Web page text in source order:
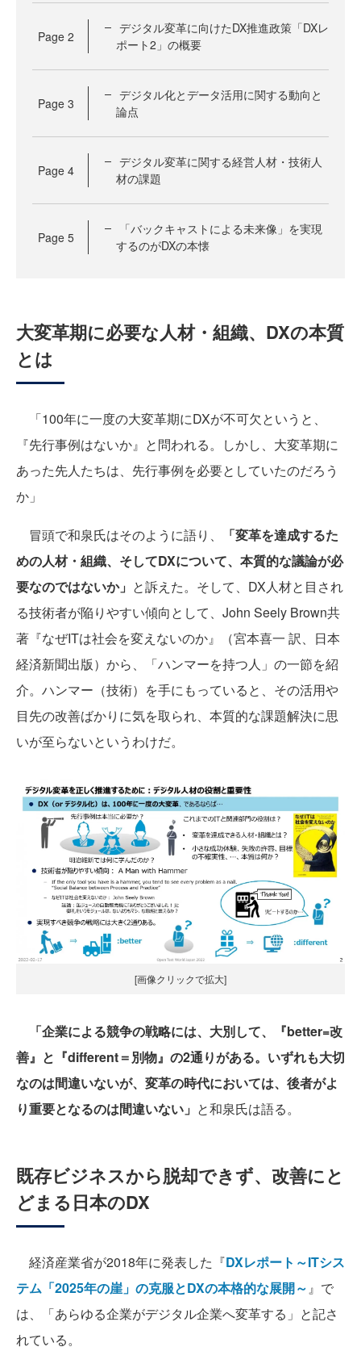
Page 2
デジタル変革に向けたDX推進政策「DXレ
ポート2」の概要
Page 3
デジタル化とデータ活用に関する動向と
論点
Page 4
デジタル変革に関する経営人材・技術人
材の課題
Page 5
「バックキャストによる未来像」を実現
するのがDXの本懐
大変革期に必要な人材・組織、DXの本質
とは
「100年に一度の大変革期にDXが不可欠というと、
『先行事例はないか』と問われる。しかし、大変革期に
あった先人たちは、先行事例を必要としていたのだろう
か」
冒頭で和泉氏はそのように語り、
「変革を達成するた
めの人材・組織、そしてDXについて、本質的な議論が必
要なのではないか」 と訴えた。そして、DX人材と目され
る技術者が陥りやすい傾向として、John Seely Brown共
著『なぜITは社会を変えないのか』（宮本喜一 訳、日本
経済新聞出版）から、「ハンマーを持つ人」の一節を紹
介。ハンマー（技術）を手にもっていると、その活用や
目先の改善ばかりに気を取られ、本質的な課題解決に思
いが至らないというわけだ。
[画像クリックで拡大]
「企業による競争の戦略には、大別して、『better=改
善』と『different＝別物』の2通りがある。いずれも大切
なのは間違いないが、変革の時代においては、後者がよ
り重要となるのは間違いない」 と和泉氏は語る。
既存ビジネスから脱却できず、改善にと
どまる日本のDX
経済産業省が2018年に発表した『DXレポート～ITシス
テム「2025年の崖」の克服とDXの本格的な展開～』で
は、「あらゆる企業がデジタル企業へ変革する」と記さ
れている。